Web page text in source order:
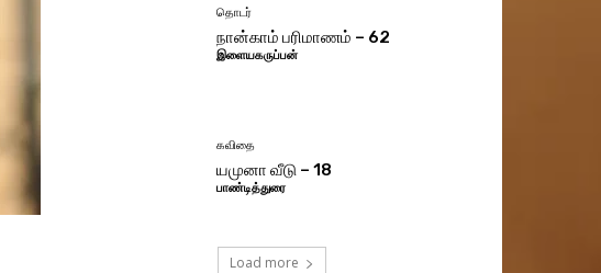
தொடர்
நான்காம் பரிமாணம் – 62
இளையகருப்பன்
கவிதை
யமுனா வீடு – 18
பாண்டித்துரை
Load more